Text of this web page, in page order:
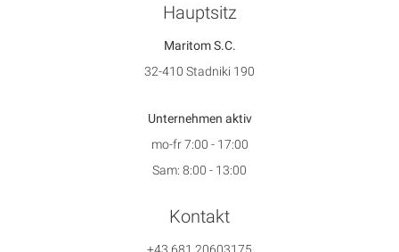
Hauptsitz
Maritom S.C.
32-410 Stadniki 190
Unternehmen aktiv
mo-fr 7:00 - 17:00
Sam: 8:00 - 13:00
Kontakt